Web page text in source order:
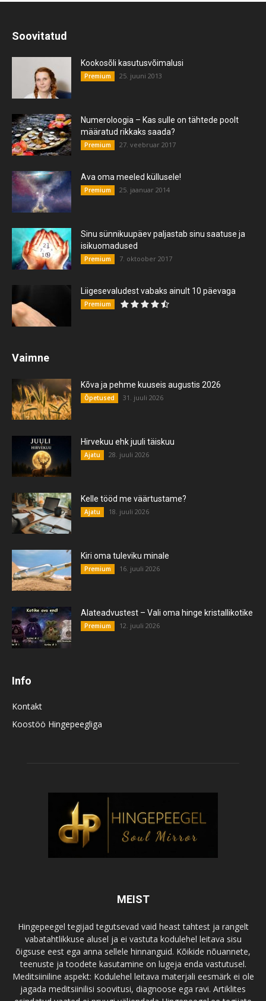
Soovitatud
Kookosõli kasutusvõimalusi
Premium 25. juuni 2013
Numeroloogia – Kas sulle on tähtede poolt
määratud rikkaks saada?
Premium 27. veebruar 2017
Ava oma meeled küllusele!
Premium 25. jaanuar 2014
Sinu sünnikuupäev paljastab sinu saatuse ja
isikuomadused
Premium 7. oktoober 2017
Liigesevaludest vabaks ainult 10 päevaga
Premium
Vaimne
Kõva ja pehme kuuseis augustis 2026
Õpetused 31. juuli 2026
Hirvekuu ehk juuli täiskuu
Ajatu 28. juuli 2026
Kelle tööd me väärtustame?
Ajatu 18. juuli 2026
Kiri oma tuleviku minale
Premium 16. juuli 2026
Alateadvustest – Vali oma hinge kristallikotike
Premium 12. juuli 2026
Info
Kontakt
Koostöö Hingepeegliga
MEIST
Hingepeegel tegijad tegutsevad vaid heast tahtest ja rangelt
vabatahtlikkuse alusel ja ei vastuta kodulehel leitava sisu
õigsuse eest ega anna sellele hinnanguid. Kõikide nõuannete,
teenuste ja toodete kasutamine on lugeja enda vastutusel.
Meditsiiniline aspekt: Kodulehel leitava materjali eesmärk ei ole
jagada meditsiinilisi soovitusi, diagnoose ega ravi. Artiklites